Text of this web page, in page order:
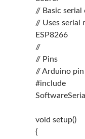
// Basic
// Uses
ESP8266
//
// Pins
// Arduino pin
#include
void setup()
{